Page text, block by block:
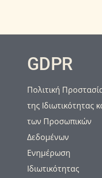
GDPR
Πολιτική
της Ιδιωτικότητας
των Προσωπικών
Δεδομένων
Ενημέρωση
Ιδιωτικότητας